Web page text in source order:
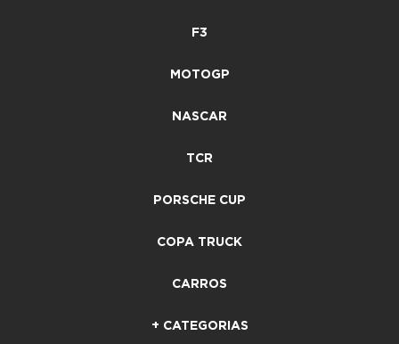
F3
MOTOGP
NASCAR
TCR
PORSCHE CUP
COPA TRUCK
CARROS
+ CATEGORIAS